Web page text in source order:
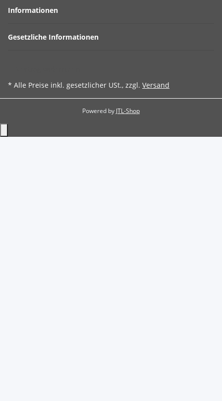
Informationen
Gesetzliche Informationen
* Alle Preise inkl. gesetzlicher USt., zzgl. Versand
Powered by JTL-Shop